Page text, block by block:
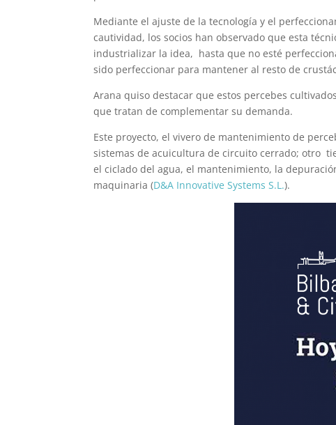
Mediante el ajuste de la tecnología y el
cautividad, los socios han observado que esta
industrializar la idea, hasta que no esté
sido perfeccionar para mantener al resto de
Arana quiso destacar que estos percebes
que tratan de complementar su demanda.
Este proyecto, el vivero de mantenimiento de
sistemas de acuicultura de circuito cerrado; otro
el ciclado del agua, el mantenimiento, la
maquinaria (D&A Innovative Systems S.L.).